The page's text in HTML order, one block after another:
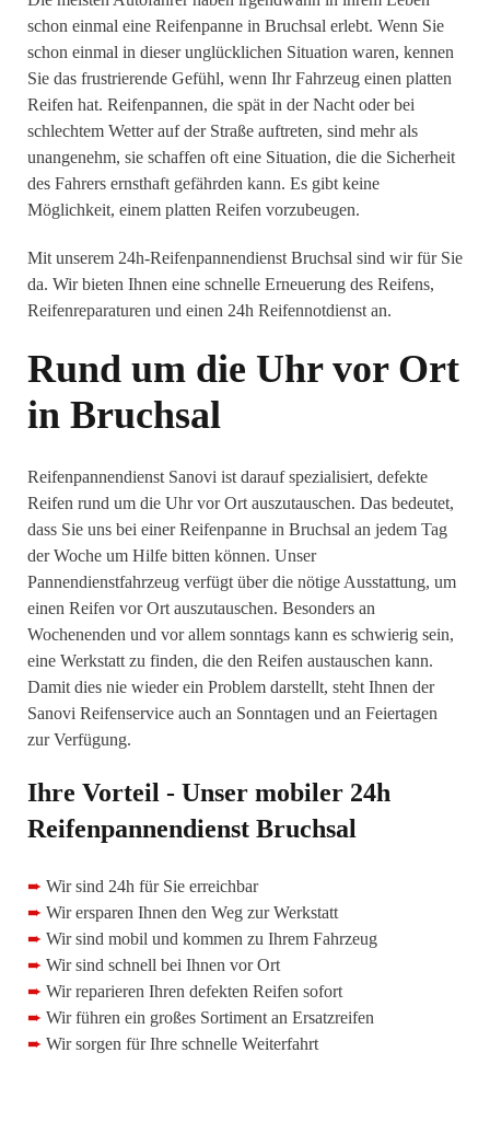
schon einmal eine Reifenpanne in Bruchsal erlebt. Wenn Sie
schon einmal in dieser unglücklichen Situation waren, kennen
Sie das frustrierende Gefühl, wenn Ihr Fahrzeug einen platten
Reifen hat. Reifenpannen, die spät in der Nacht oder bei
schlechtem Wetter auf der Straße auftreten, sind mehr als
unangenehm, sie schaffen oft eine Situation, die die Sicherheit
des Fahrers ernsthaft gefährden kann. Es gibt keine
Möglichkeit, einem platten Reifen vorzubeugen.
Mit unserem 24h-Reifenpannendienst Bruchsal sind wir für Sie
da. Wir bieten Ihnen eine schnelle Erneuerung des Reifens,
Reifenreparaturen und einen 24h Reifennotdienst an.
Rund um die Uhr vor Ort
in Bruchsal
Reifenpannendienst Sanovi ist darauf spezialisiert, defekte
Reifen rund um die Uhr vor Ort auszutauschen. Das bedeutet,
dass Sie uns bei einer Reifenpanne in Bruchsal an jedem Tag
der Woche um Hilfe bitten können. Unser
Pannendienstfahrzeug verfügt über die nötige Ausstattung, um
einen Reifen vor Ort auszutauschen. Besonders an
Wochenenden und vor allem sonntags kann es schwierig sein,
eine Werkstatt zu finden, die den Reifen austauschen kann.
Damit dies nie wieder ein Problem darstellt, steht Ihnen der
Sanovi Reifenservice auch an Sonntagen und an Feiertagen
zur Verfügung.
Ihre Vorteil - Unser mobiler 24h
Reifenpannendienst Bruchsal
➨ Wir sind 24h für Sie erreichbar
➨ Wir ersparen Ihnen den Weg zur Werkstatt
➨ Wir sind mobil und kommen zu Ihrem Fahrzeug
➨ Wir sind schnell bei Ihnen vor Ort
➨ Wir reparieren Ihren defekten Reifen sofort
➨ Wir führen ein großes Sortiment an Ersatzreifen
➨ Wir sorgen für Ihre schnelle Weiterfahrt